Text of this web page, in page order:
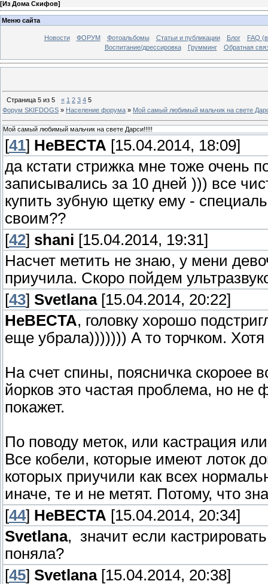
[Из Дома Скифов]
Меню сайта
Новости ФОРУМ Фотоальбомы Статьи и публикации Блог
FAQ
Воспитание/дрессировка
Грумминг Обратная
Страница 5 из 5 « 1 2 3 4 5
Форум SKIFDOGS » Население форума » Мой самый любимый мальчик на свете
Мой самый любимый мальчик на свете Дарси!!!!!
[41] HeBECTA [15.04.2014, 18:09]
да кстати стрижка мне тоже очень
записывались за 10 дней ))) все
купить зубную щетку ему -
своим??
[42] shani [15.04.2014, 19:31]
Насчет метить не знаю, у мени
приучила. Скоро пойдем
[43] Svetlana[15.04.2014, 20:22]
HeBECTA, головку хорошо
еще убрала))))))) А то торчком. Хотя
На счет спины, поясничка скороее
йорков это частая проблема, но не
покажет.
По поводу меток, или кастрация
Все кобели, которые имеют лоток
которых приучили как всех
иначе, те и не метят. Потому, что
[44] HeBECTA [15.04.2014, 20:34]
Svetlana, значит если
поняла?
[45] Svetlana[15.04.2014, 20:38]